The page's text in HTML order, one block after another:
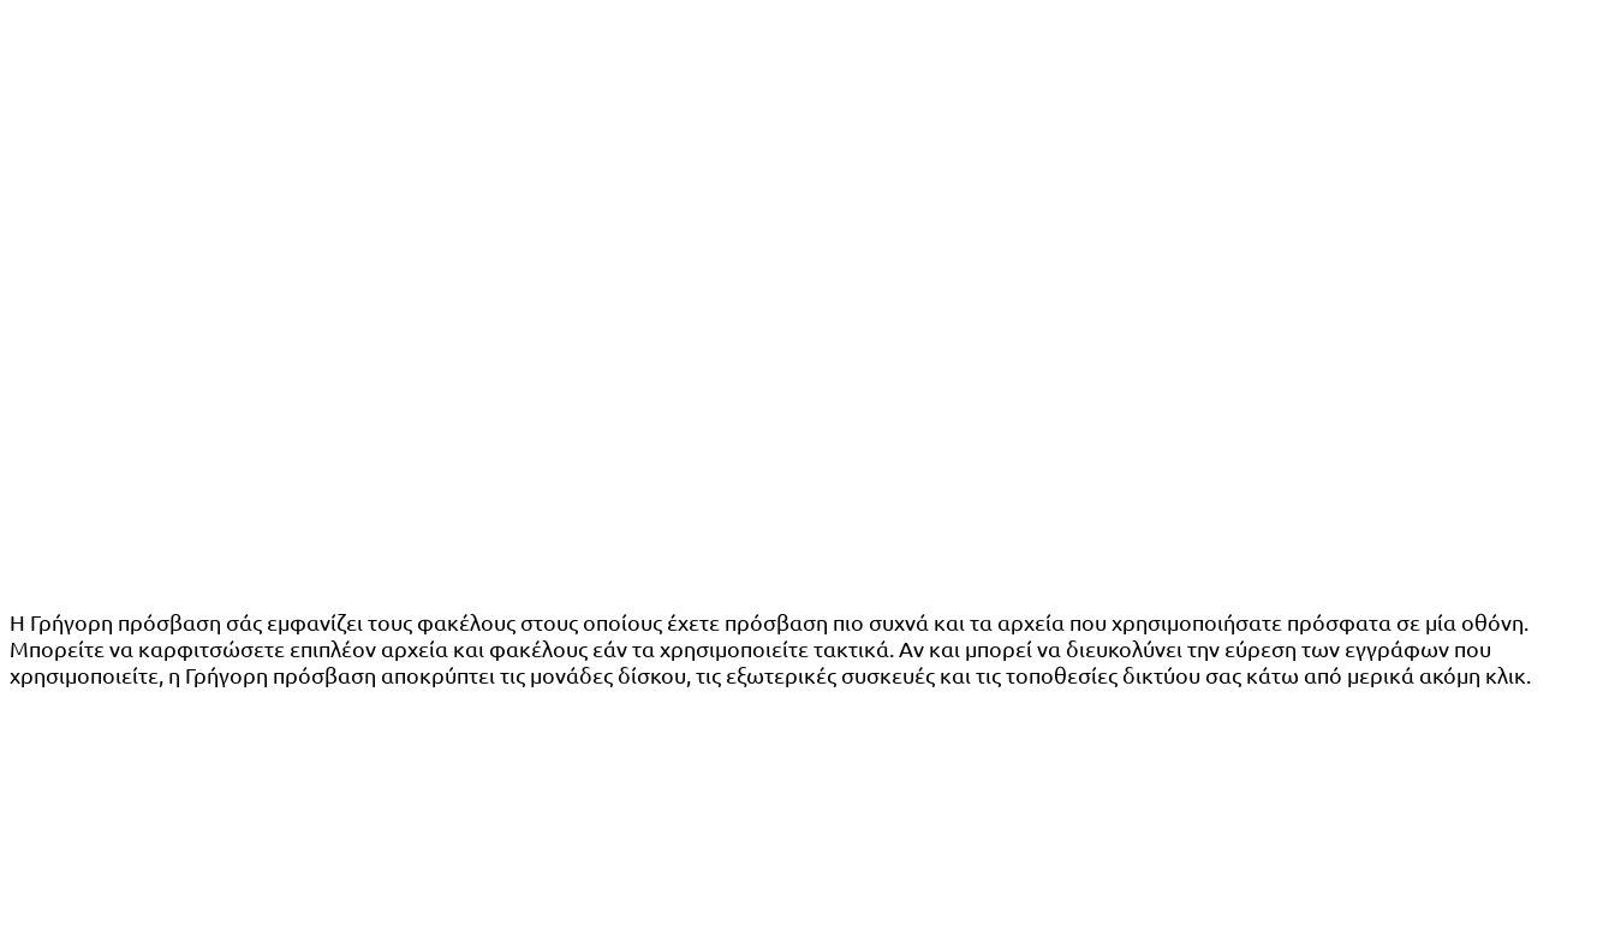
Η Γρήγορη πρόσβαση σάς εμφανίζει τους φακέλους στους οποίους έχετε πρόσβαση πιο συχνά και τα αρχεία που χρησιμοποιήσατε πρόσφατα σε μία οθόνη.
Μπορείτε να καρφιτσώσετε επιπλέον αρχεία και φακέλους εάν τα χρησιμοποιείτε τακτικά. Αν και μπορεί να διευκολύνει την εύρεση των εγγράφων που
χρησιμοποιείτε, η Γρήγορη πρόσβαση αποκρύπτει τις μονάδες δίσκου, τις εξωτερικές συσκευές και τις τοποθεσίες δικτύου σας κάτω από μερικά ακόμη κλικ.